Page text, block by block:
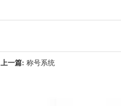
上一篇:称号系统